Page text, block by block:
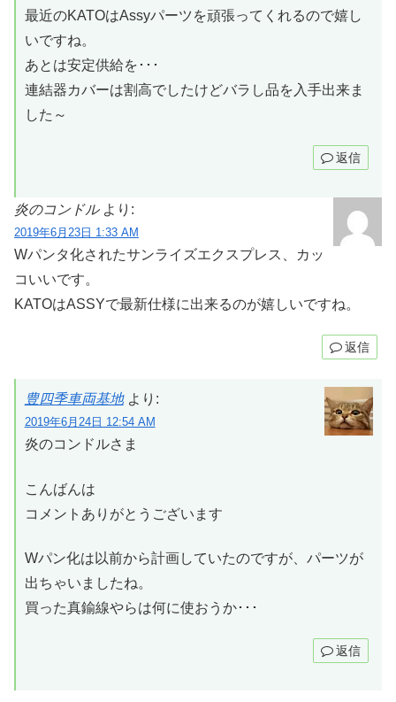
最近のKATOはAssyパーツを頑張ってくれるので嬉し
いですね。
あとは安定供給を･･･
連結器カバーは割高でしたけどバラし品を入手出来ま
した～
返信
炎のコンドル より:
2019年6月23日 1:33 AM
Wパンタ化されたサンライズエクスプレス、カッ
コいいです。
KATOはASSYで最新仕様に出来るのが嬉しいですね。
返信
豊四季車両基地 より:
2019年6月24日 12:54 AM
炎のコンドルさま
こんばんは
コメントありがとうございます
Wパン化は以前から計画していたのですが、パーツが
出ちゃいましたね。
買った真鍮線やらは何に使おうか･･･
返信